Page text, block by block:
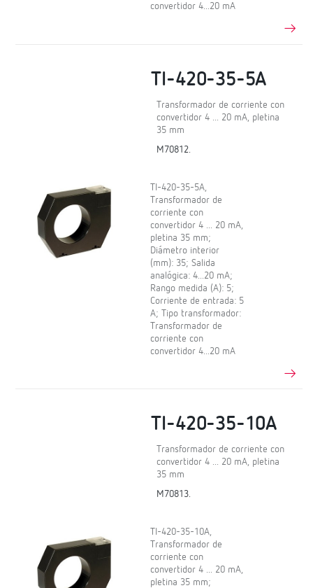
convertidor 4...20 mA
TI-420-35-5A
Transformador de corriente con
convertidor 4 ... 20 mA, pletina
35 mm
M70812.
TI-420-35-5A,
Transformador de
corriente con
convertidor 4 ... 20 mA,
pletina 35 mm;
Diámetro interior
(mm): 35; Salida
analógica: 4...20 mA;
Rango medida (A): 5;
Corriente de entrada: 5
A; Tipo transformador:
Transformador de
corriente con
convertidor 4...20 mA
TI-420-35-10A
Transformador de corriente con
convertidor 4 ... 20 mA, pletina
35 mm
M70813.
TI-420-35-10A,
Transformador de
corriente con
convertidor 4 ... 20 mA,
pletina 35 mm;